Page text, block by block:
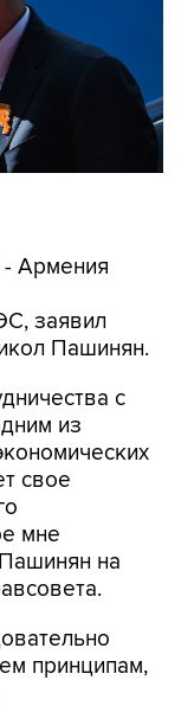
- Армения
заявил
Пашинян.
с
из
свое
мне
на
принципам,